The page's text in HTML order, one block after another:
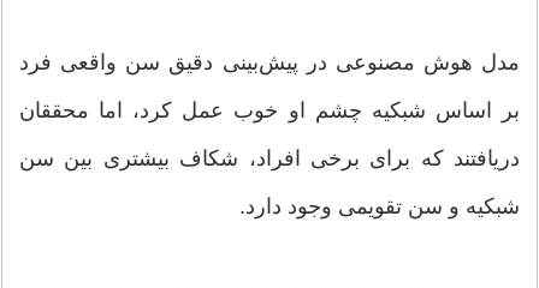
مدل هوش مصنوعی در پیش‌بینی دقیق سن واقعی فرد
بر اساس شبکیه چشم او خوب عمل کرد، اما محققان
دریافتند که برای برخی افراد، شکاف بیشتری بین سن
شبکیه و سن تقویمی وجود دارد.